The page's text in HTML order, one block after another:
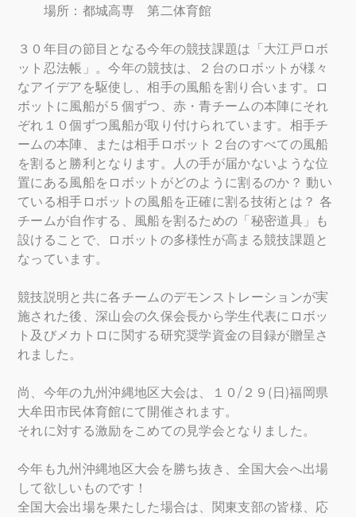
場所：都城高専 第二体育館
３０年目の節目となる今年の競技課題は「大江戸ロボ
ット忍法帳」。今年の競技は、２台のロボットが様々
なアイデアを駆使し、相手の風船を割り合います。ロ
ボットに風船が５個ずつ、赤・青チームの本陣にそれ
ぞれ１０個ずつ風船が取り付けられています。相手チ
ームの本陣、または相手ロボット２台のすべての風船
を割ると勝利となります。人の手が届かないような位
置にある風船をロボットがどのように割るのか？ 動い
ている相手ロボットの風船を正確に割る技術とは？ 各
チームが自作する、風船を割るための「秘密道具」も
設けることで、ロボットの多様性が高まる競技課題と
なっています。
競技説明と共に各チームのデモンストレーションが実
施された後、深山会の久保会長から学生代表にロボッ
ト及びメカトロに関する研究奨学資金の目録が贈呈さ
れました。
尚、今年の九州沖縄地区大会は、１０/２９(日)福岡県
大牟田市民体育館にて開催されます。
それに対する激励をこめての見学会となりました。
今年も九州沖縄地区大会を勝ち抜き、全国大会へ出場
して欲しいものです！
全国大会出場を果たした場合は、関東支部の皆様、応